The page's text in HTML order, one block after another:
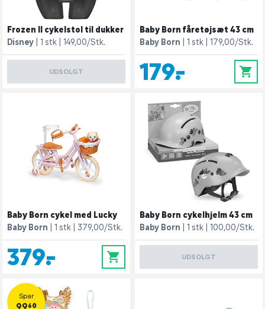
Frozen II cykelstol til dukker
Disney
1 stk 149,00/Stk.
UDSOLGT
Baby Born fåretøjsæt 43 cm
Baby Born
1 stk 179,00/Stk.
179,- 0
Baby Born cykel med Lucky
Baby Born
1 stk 379,00/Stk.
379,- 0
Baby Born cykelhjelm 43 cm
Baby Born
1 stk 100,00/Stk.
UDSOLGT
Spar
99,60